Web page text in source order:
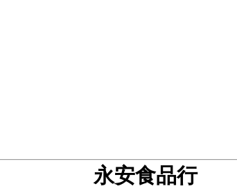
永安食品行